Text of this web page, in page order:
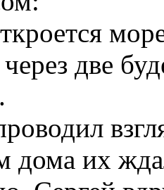
две
дома их